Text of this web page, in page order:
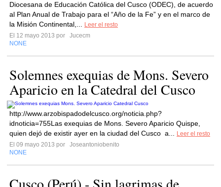
Diocesana de Educación Católica del Cusco (ODEC), de acuerdo
al Plan Anual de Trabajo para el “Año de la Fe” y en el marco de
la Misión Continental,...
Leer el resto
El 12 mayo 2013 por
Jucecm
NONE
Solemnes exequias de Mons. Severo
Aparicio en la Catedral del Cusco
http://www.arzobispadodelcusco.org/noticia.php?
idnoticia=755Las exequias de Mons. Severo Aparicio Quispe,
quien dejó de existir ayer en la ciudad del Cusco a...
Leer el resto
El 09 mayo 2013 por
Joseantoniobenito
NONE